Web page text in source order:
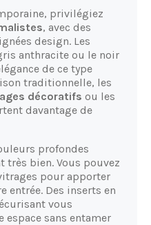
privilégiez
, avec des
design. Les
anthracite ou le noir
de ce type
traditionnelle, les
décoratifs ou les
davantage de
profondes
très bien. Vous pouvez
pour apporter
entrée. Des inserts en
vous
espace sans entamer